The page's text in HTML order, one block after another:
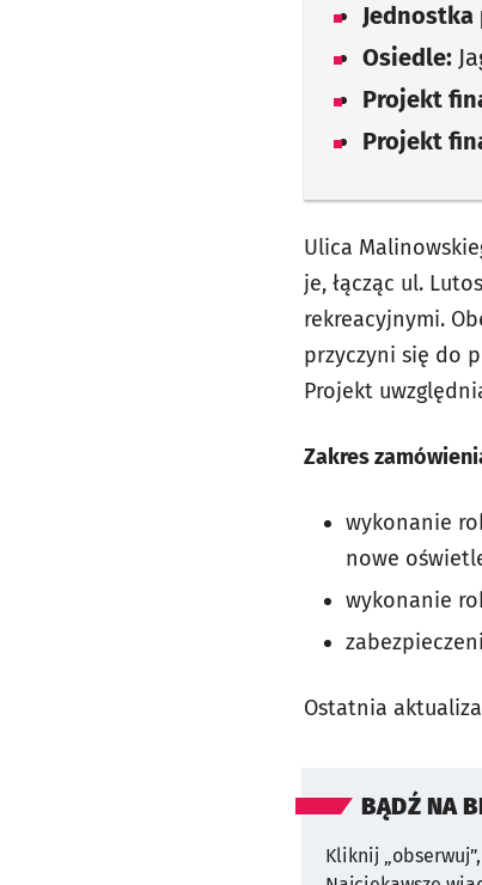
Jednostka
Osiedle:
Projekt
Projekt
Ulica
je, łącząc ul.
rekreacyjnymi.
przyczyni się do
Projekt
Zakres
wykonanie
nowe
wykonanie
Ostatnia
BĄDŹ NA
Kliknij